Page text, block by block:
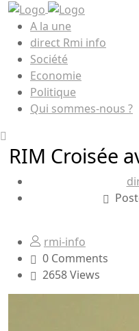
A la une
direct Rmi info
Société
Economie
Politique
Qui sommes-nous ?
RIM Croisée
rmi-info
0 Comments
2658 Views